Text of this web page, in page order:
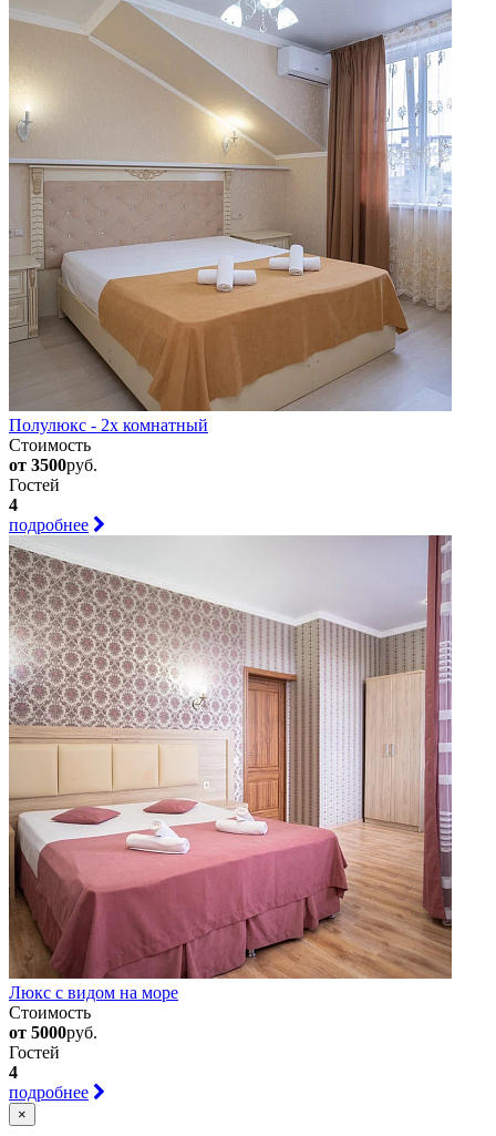
Полулюкс - 2х комнатный
Стоимость
от 3500руб.
Гостей
4
подробнее
Люкс с видом на море
Стоимость
от 5000руб.
Гостей
4
подробнее
×